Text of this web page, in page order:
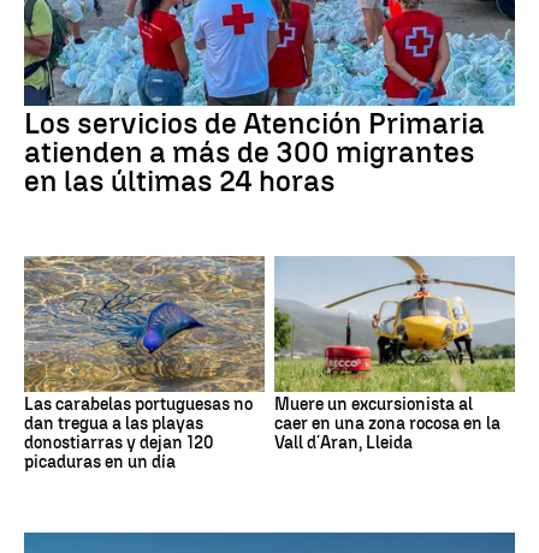
Los servicios de Atención Primaria
atienden a más de 300 migrantes
en las últimas 24 horas
Las carabelas portuguesas no
dan tregua a las playas
donostiarras y dejan 120
picaduras en un día
Muere un excursionista al
caer en una zona rocosa en la
Vall d´Aran, Lleida